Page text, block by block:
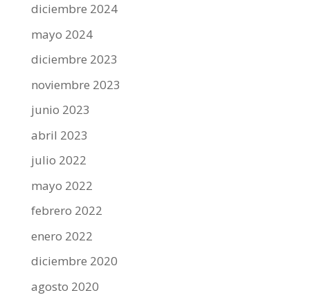
diciembre 2024
mayo 2024
diciembre 2023
noviembre 2023
junio 2023
abril 2023
julio 2022
mayo 2022
febrero 2022
enero 2022
diciembre 2020
agosto 2020